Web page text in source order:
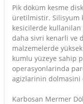
Pik döküm kesme
üretilmistir. Silisyum
kesicilerde
daha sivri kenarli ve
malzemelerde
kumlu yüzeye sahip
operasyonlarinda
agizlarinin dolmasini
Karbosan Mermer